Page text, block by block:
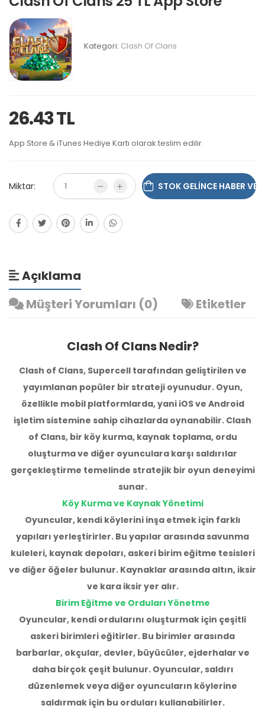
Kategori: Clash Of Clans
26.43 TL
App Store & iTunes Hediye Kartı olarak teslim edilir.
Miktar: STOK GELINCE HABER VER
Açıklama
Müşteri Yorumları (0)
Etiketler
Clash Of Clans Nedir?
Clash of Clans, Supercell tarafından geliştirilen ve
yayımlanan popüler bir strateji oyunudur. Oyun,
özellikle mobil platformlarda, yani iOS ve Android
işletim sistemine sahip cihazlarda oynanabilir. Clash
of Clans, bir köy kurma, kaynak toplama, ordu
oluşturma ve diğer oyunculara karşı saldırılar
gerçekleştirme temelinde stratejik bir oyun deneyimi
sunar.
Köy Kurma ve Kaynak Yönetimi
Oyuncular, kendi köylerini inşa etmek için farklı
yapıları yerleştirirler. Bu yapılar arasında savunma
kuleleri, kaynak depoları, askeri birim eğitme tesisleri
ve diğer öğeler bulunur. Kaynaklar arasında altın, iksir
ve kara iksir yer alır.
Birim Eğitme ve Orduları Yönetme
Oyuncular, kendi ordularını oluşturmak için çeşitli
askeri birimleri eğitirler. Bu birimler arasında
barbarlar, okçular, devler, büyücüler, ejderhalar ve
daha birçok çeşit bulunur. Oyuncular, saldırı
düzenlemek veya diğer oyuncuların köylerine
saldırmak için bu orduları kullanabilirler.
Üzgünüm!